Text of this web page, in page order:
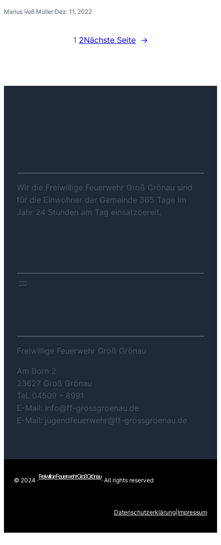
Marius Voß Müller·Dez. 11, 2022
1 2Nächste Seite →
Wir die Freiwillige Feuerwehr Groß Grönau sind
für die Einwohner der Gemeinde 365 Tage im
Jahr 24 Stunden am Tag einsatzbereit.
Freiwillige Feuerwehr Groß Grönau
Am Born 2
23627 Groß Grönau
Tel. 04509 – 8991
E-Mail: info@ff-grossgroenau.de
E-Mail: jugendfeuerwehr@ff-grossgroenau.de
© 2024 ·
Freiwilige Feuerwehr Groß Grönau
· All rights reserved
Datenschutzerklärung Impressum